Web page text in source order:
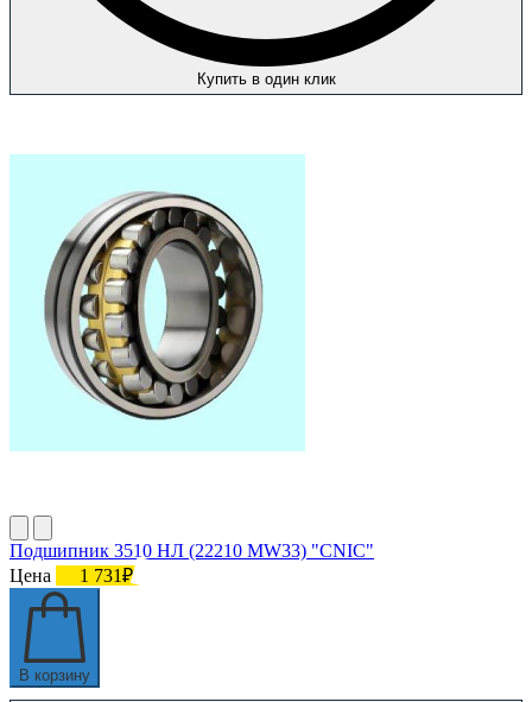
Купить в один клик
Подшипник 3510 НЛ (22210 MW33) "CNIC"
Цена
1 731₽
В корзину